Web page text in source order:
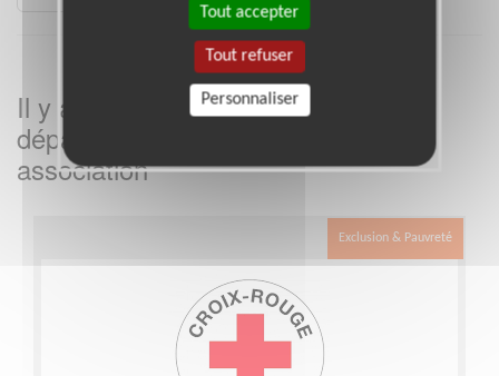
Il y a
missions bénévoles dans le
département
association
Exclusion & Pauvreté
Tout accepter
Tout refuser
Personnaliser